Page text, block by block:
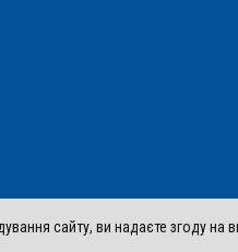
сайту, ви надаєте згоду на